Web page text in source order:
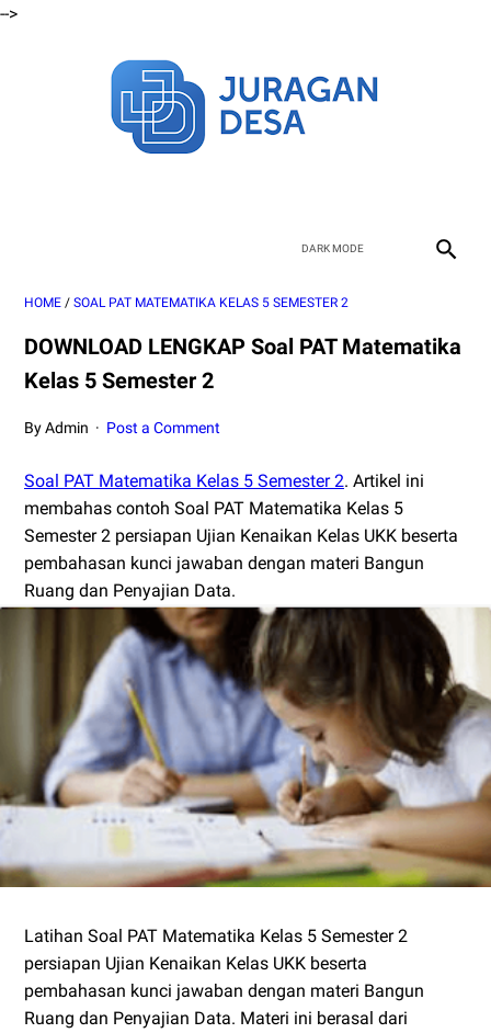
-->
HOME / SOAL PAT MATEMATIKA KELAS 5 SEMESTER 2
DOWNLOAD LENGKAP Soal PAT Matematika
Kelas 5 Semester 2
By Admin Post a Comment
Soal PAT Matematika Kelas 5 Semester 2. Artikel ini
membahas contoh Soal PAT Matematika Kelas 5
Semester 2 persiapan Ujian Kenaikan Kelas UKK beserta
pembahasan kunci jawaban dengan materi Bangun
Ruang dan Penyajian Data.
Latihan Soal PAT Matematika Kelas 5 Semester 2
persiapan Ujian Kenaikan Kelas UKK beserta
pembahasan kunci jawaban dengan materi Bangun
Ruang dan Penyajian Data. Materi ini berasal dari